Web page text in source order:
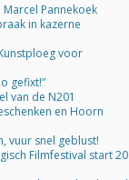
Marcel Pannekoek
in kazerne
voor
gefixt!”
van de N201
en Hoorn
vuur snel geblust!
Filmfestival start 20